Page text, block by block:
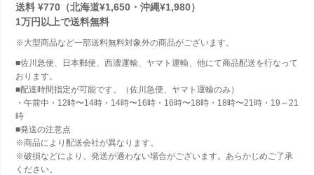
送料 ¥770（北海道¥1,650・沖縄¥1,980）
1万円以上で送料無料
※大型商品など一部送料無料対象外の商品がございます。
■佐川急便、日本郵便、西濃運輸、ヤマト運輸、他にて商品配送を行なって
おります。
■配達時間指定が可能です。（佐川急便、ヤマト運輸のみ）
・午前中・12時〜14時・14時〜16時・16時〜18時・18時〜21時・19～21
時
■発送の注意点
※商品により配送会社が異なります。
※破損などにより、発送が適わない場合がございます。あらかじめご了承
ください。